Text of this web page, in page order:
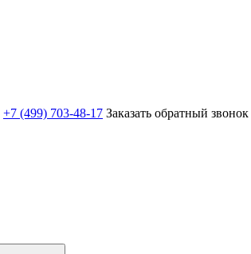
+7 (499) 703-48-17 Заказать обратный звонок